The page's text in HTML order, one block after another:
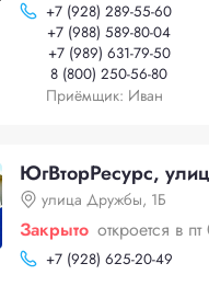
+7 (928) 289-55-60
+7 (988) 589-80-04
+7 (989) 631-79-50
8 (800) 250-56-80
Приёмщик: Иван
ЮгВторРесурс,
улица Дружбы, 1Б
Закрыто откроется в
+7 (928) 625-20-49